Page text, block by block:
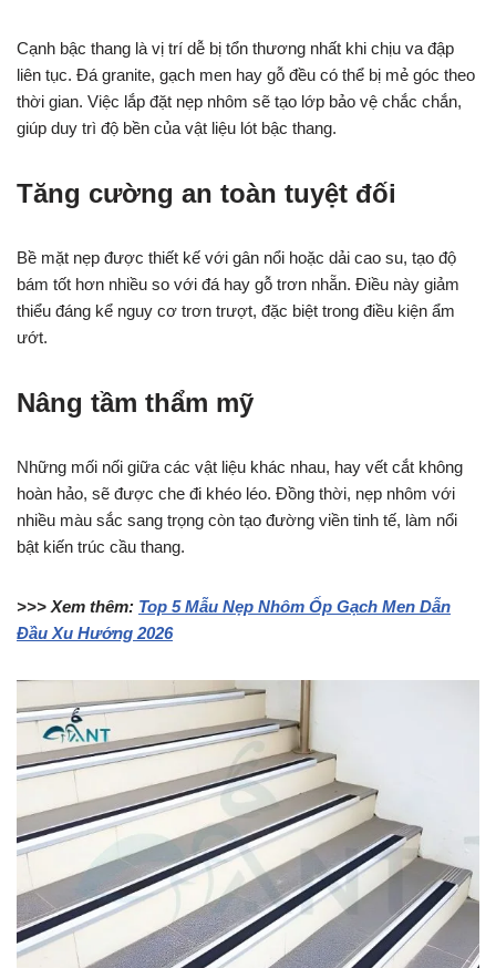
Cạnh bậc thang là vị trí dễ bị tổn thương nhất khi chịu va đập
liên tục. Đá granite, gạch men hay gỗ đều có thể bị mẻ góc theo
thời gian. Việc lắp đặt nẹp nhôm sẽ tạo lớp bảo vệ chắc chắn,
giúp duy trì độ bền của vật liệu lót bậc thang.
Tăng cường an toàn tuyệt đối
Bề mặt nẹp được thiết kế với gân nổi hoặc dải cao su, tạo độ
bám tốt hơn nhiều so với đá hay gỗ trơn nhẵn. Điều này giảm
thiểu đáng kể nguy cơ trơn trượt, đặc biệt trong điều kiện ẩm
ướt.
Nâng tầm thẩm mỹ
Những mối nối giữa các vật liệu khác nhau, hay vết cắt không
hoàn hảo, sẽ được che đi khéo léo. Đồng thời, nẹp nhôm với
nhiều màu sắc sang trọng còn tạo đường viền tinh tế, làm nổi
bật kiến trúc cầu thang.
>>> Xem thêm: Top 5 Mẫu Nẹp Nhôm Ốp Gạch Men Dẫn
Đầu Xu Hướng 2026